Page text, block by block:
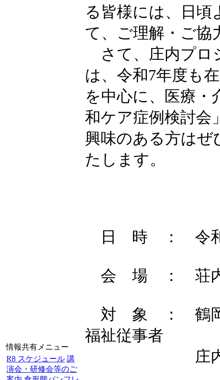
情報共有メニュー
R8 スケジュール 講
演会・研修会等のご
る皆様には、日
て、ご理解・ご協
さて、庄内プロ
は、令和7年度も
を中心に、医療・
和ケア症例検討会
興味のある方は
たします。
日 時 ： 令和7
会 場 ： 荘内
対 象 ： 鶴岡
福祉従事者
庄内プロ